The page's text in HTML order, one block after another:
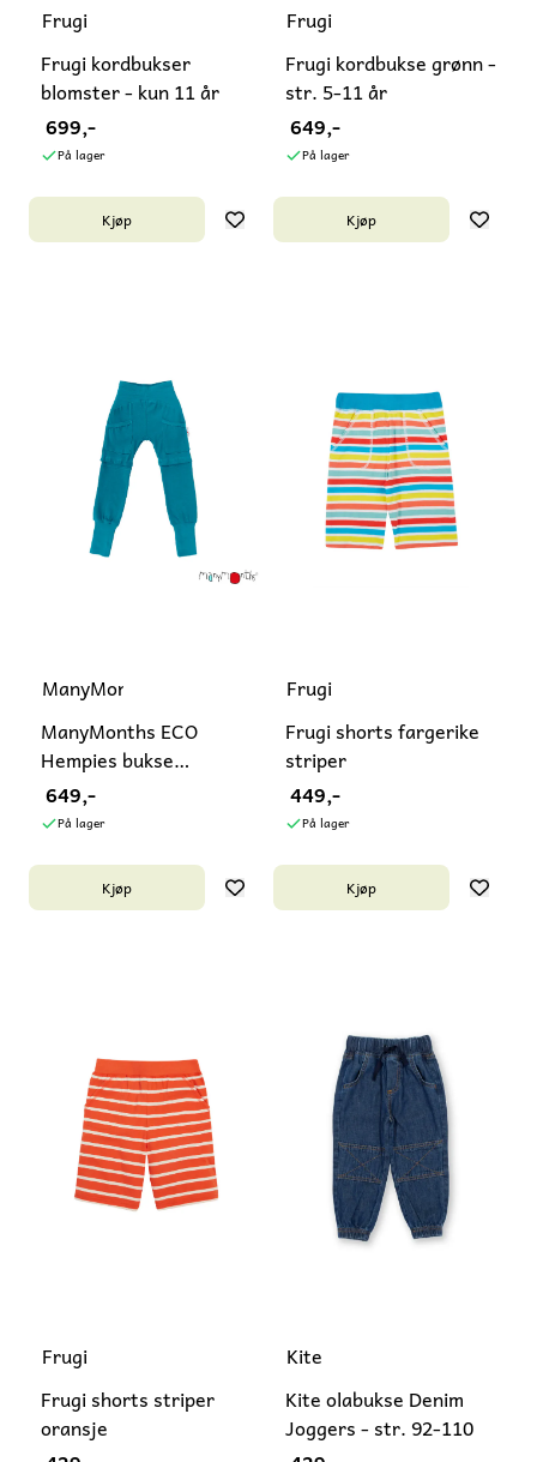
Frugi
Frugi kordbukser
blomster - kun 11 år
699,-
På lager
Kjøp
Frugi
Frugi kordbukse grønn -
str. 5-11 år
649,-
På lager
Kjøp
ManyMonths
ManyMonths ECO
Hempies bukse
lang/kort
649,-
På lager
Kjøp
Frugi
Frugi shorts fargerike
striper
449,-
På lager
Kjøp
Frugi
Frugi shorts striper
oransje
Kite
Kite olabukse Denim
Joggers - str. 92-110